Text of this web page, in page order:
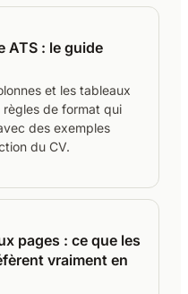
ATS : le guide
et les tableaux
règles de format qui
des exemples
du CV.
pages : ce que les
vraiment en